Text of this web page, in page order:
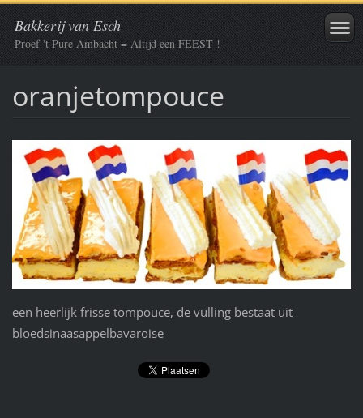
Bakkerij van Esch
Proef 't Pure Ambacht = Altijd een FEEST !
oranjetompouce
een heerlijk frisse tompouce, de vulling bestaat uit
bloedsinaasappelbavaroise